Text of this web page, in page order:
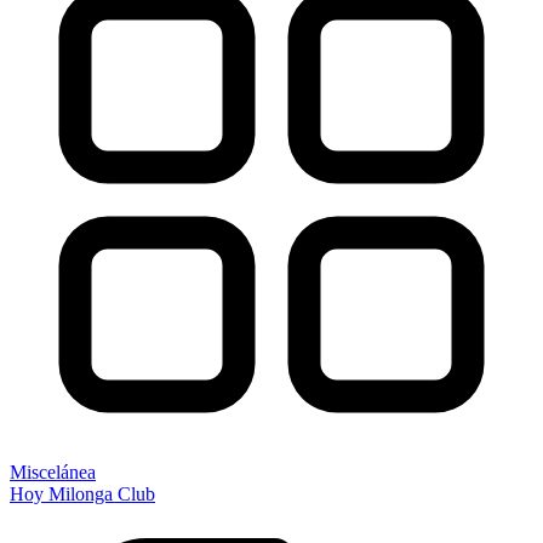
Miscelánea
Hoy Milonga Club